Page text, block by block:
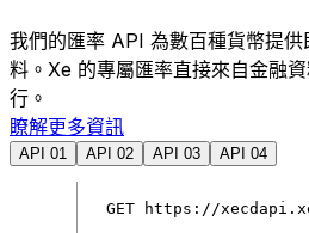
我們的匯率 API 為數百種貨幣提
料。Xe 的專屬匯率直接來自金融
行。
瞭解更多資訊
API 01 API 02 API 03 API 04
GET https : //